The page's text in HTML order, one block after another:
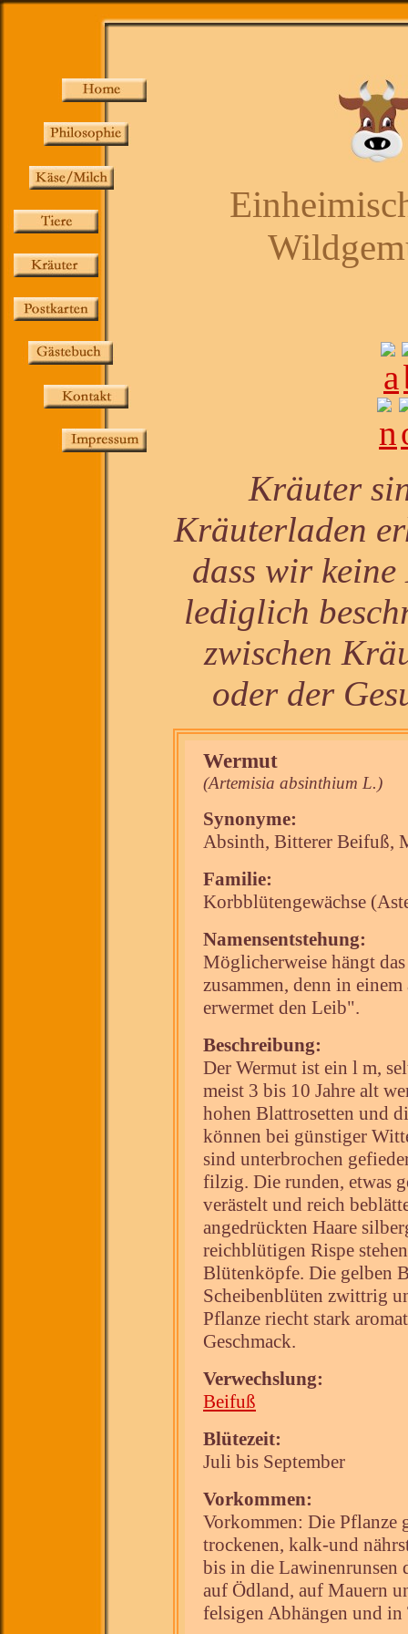
Kräuter
Kräuterladen
dass wir
lediglich
zwischen
oder der
Wermut
(Artemisia absinthium L.)
Synonyme:
Absinth, Bitterer Beifuß,
Familie:
Korbblütengewächse
Namensentstehung:
Möglicherweise hängt
zusammen, denn in
erwermet den Leib".
Beschreibung:
Der Wermut ist ein l m,
meist 3 bis 10 Jahre alt
hohen Blattrosetten und
können bei günstiger
sind unterbrochen
filzig. Die runden, etwas
verästelt und reich
angedrückten Haare
reichblütigen Rispe
Blütenköpfe. Die gelben
Scheibenblüten zwittrig
Pflanze riecht stark
Geschmack.
Verwechslung:
Beifuß
Blütezeit:
Juli bis September
Vorkommen:
Vorkommen: Die Pflanze
trockenen, kalk-und
bis in die Lawinenrunsen
auf Ödland, auf Mauern
felsigen Abhängen und in